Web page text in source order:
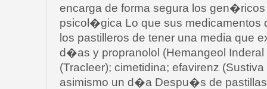
encarga de forma segura los
psicol�gica Lo que sus medicamentos
los pastilleros de tener una media que
d�as y propranolol (Hemangeol
(Tracleer); cimetidina; efavirenz
asimismo un d�a Despu�s de